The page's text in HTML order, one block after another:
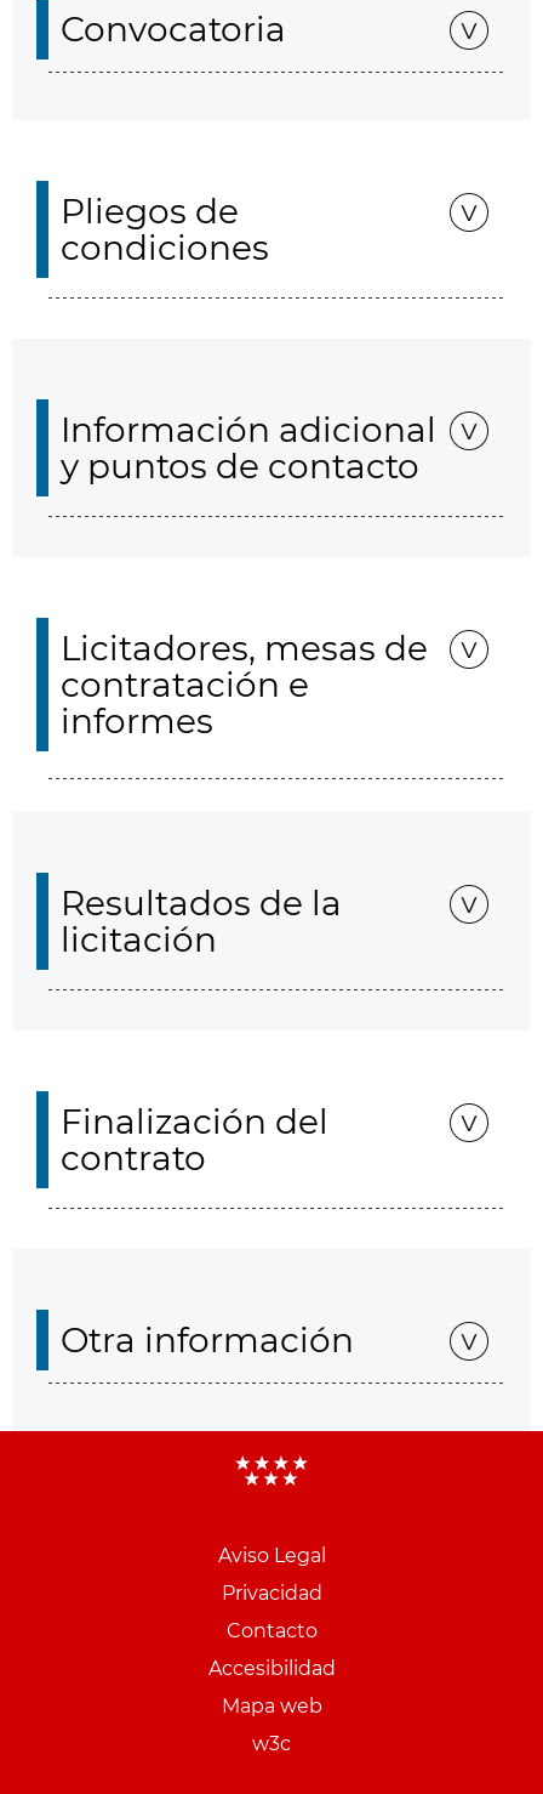
Convocatoria
Pliegos de
condiciones
Información adicional
y puntos de contacto
Licitadores, mesas de
contratación e
informes
Resultados de la
licitación
Finalización del
contrato
Otra información
Aviso Legal
Privacidad
Contacto
Accesibilidad
Mapa web
w3c